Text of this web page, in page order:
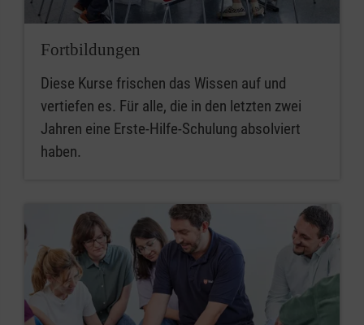
Fortbildungen
Diese Kurse frischen das Wissen auf und
vertiefen es. Für alle, die in den letzten zwei
Jahren eine Erste-Hilfe-Schulung absolviert
haben.